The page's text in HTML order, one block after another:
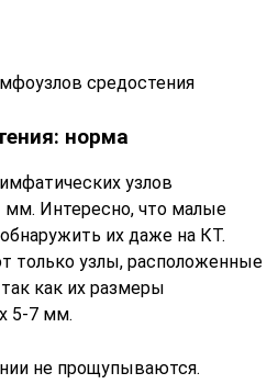
средостения
норма
узлов
мм. Интересно, что малые
их даже на КТ.
только узлы, расположенные
как их размеры
5-7 мм.
не прощупываются.